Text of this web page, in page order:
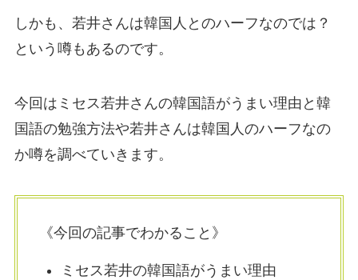
しかも、若井さんは韓国人とのハーフなのでは？
という噂もあるのです。
今回はミセス若井さんの韓国語がうまい理由と韓
国語の勉強方法や若井さんは韓国人のハーフなの
か噂を調べていきます。
《今回の記事でわかること》
ミセス若井の韓国語がうまい理由